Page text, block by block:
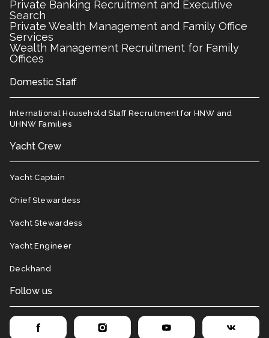
Private Banking Recruitment and Executive
Search
Private Wealth Management and Family Office
Services
Wealth Management Recruitment for Family
Offices
Domestic Staff
International Household Staff Recruitment for HNW and
UHNW Families
Yacht Crew
Yacht Captain
Chief Stewardess
Yacht Stewardess
Yacht Engineer
Deckhand
Follow us